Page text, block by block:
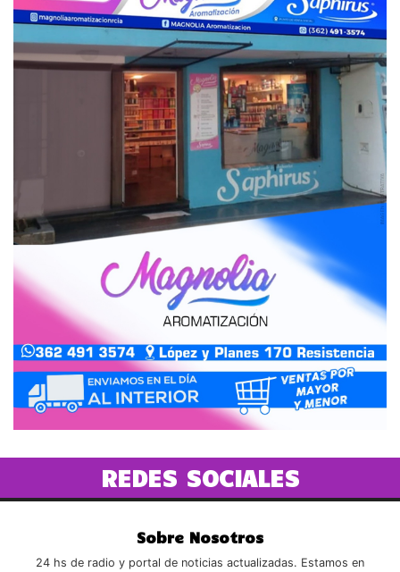
REDES SOCIALES
Sobre Nosotros
24 hs de radio y portal de noticias actualizadas. Estamos en